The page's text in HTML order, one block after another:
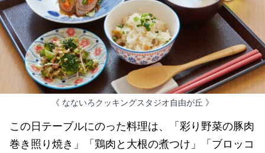
《 なないろクッキングスタジオ自由が丘 》
この日テーブルにのった料理は、「彩り野菜の豚肉
巻き照り焼き」「鶏肉と大根の煮つけ」「ブロッコ